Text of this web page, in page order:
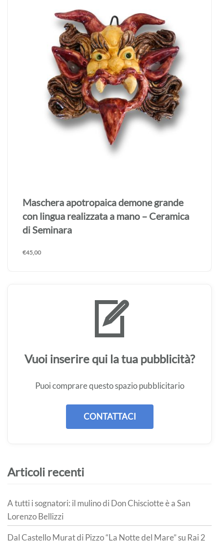
Maschera apotropaica demone grande
con lingua realizzata a mano – Ceramica
di Seminara
€45,00
Vuoi inserire qui la tua pubblicità?
Puoi comprare questo spazio pubblicitario
CONTATTACI
Articoli recenti
A tutti i sognatori: il mulino di Don Chisciotte è a San
Lorenzo Bellizzi
Dal Castello Murat di Pizzo “La Notte del Mare” su Rai 2